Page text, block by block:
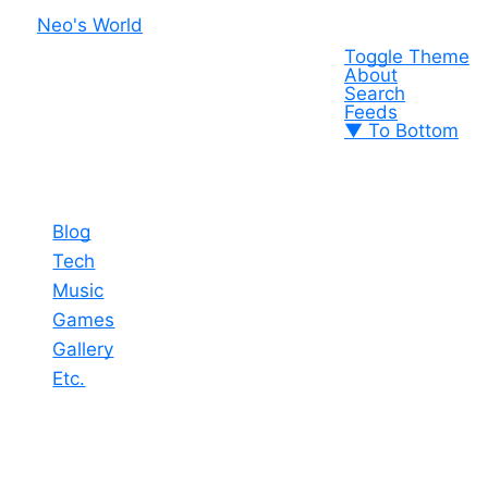
Neo's World
Toggle Theme
About
Search
Feeds
▼ To Bottom
Blog
Tech
Music
Games
Gallery
Etc.